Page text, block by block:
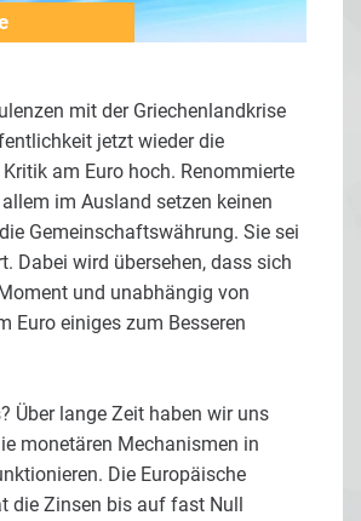
mit der Griechenlandkrise
jetzt wieder die
am Euro hoch. Renommierte
im Ausland setzen keinen
Gemeinschaftswährung. Sie sei
Dabei wird übersehen, dass sich
und unabhängig von
Euro einiges zum Besseren
Über lange Zeit haben wir uns
monetären Mechanismen in
Die Europäische
die Zinsen bis auf fast Null